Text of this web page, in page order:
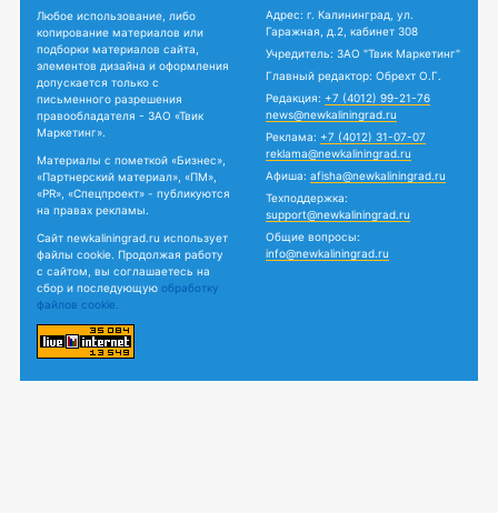
Любое использование, либо
копирование материалов или
подборки материалов сайта,
элементов дизайна и оформления
допускается только с
письменного разрешения
правообладателя - ЗАО «Твик
Маркетинг».
Материалы с пометкой «Бизнес»,
«Партнерский материал», «ПМ»,
«PR», «Спецпроект» - публикуются
на правах рекламы.
Сайт newkaliningrad.ru использует
файлы cookie. Продолжая работу
с сайтом, вы соглашаетесь на
сбор и последующую обработку
файлов cookie.
Адрес: г. Калининград, ул.
Гаражная, д.2, кабинет 308
Учредитель: ЗАО "Твик Маркетинг"
Главный редактор: Обрехт О.Г.
Редакция: +7 (4012) 99-21-76
news@newkaliningrad.ru
Реклама: +7 (4012) 31-07-07
reklama@newkaliningrad.ru
Афиша: afisha@newkaliningrad.ru
Техподдержка:
support@newkaliningrad.ru
Общие вопросы:
info@newkaliningrad.ru